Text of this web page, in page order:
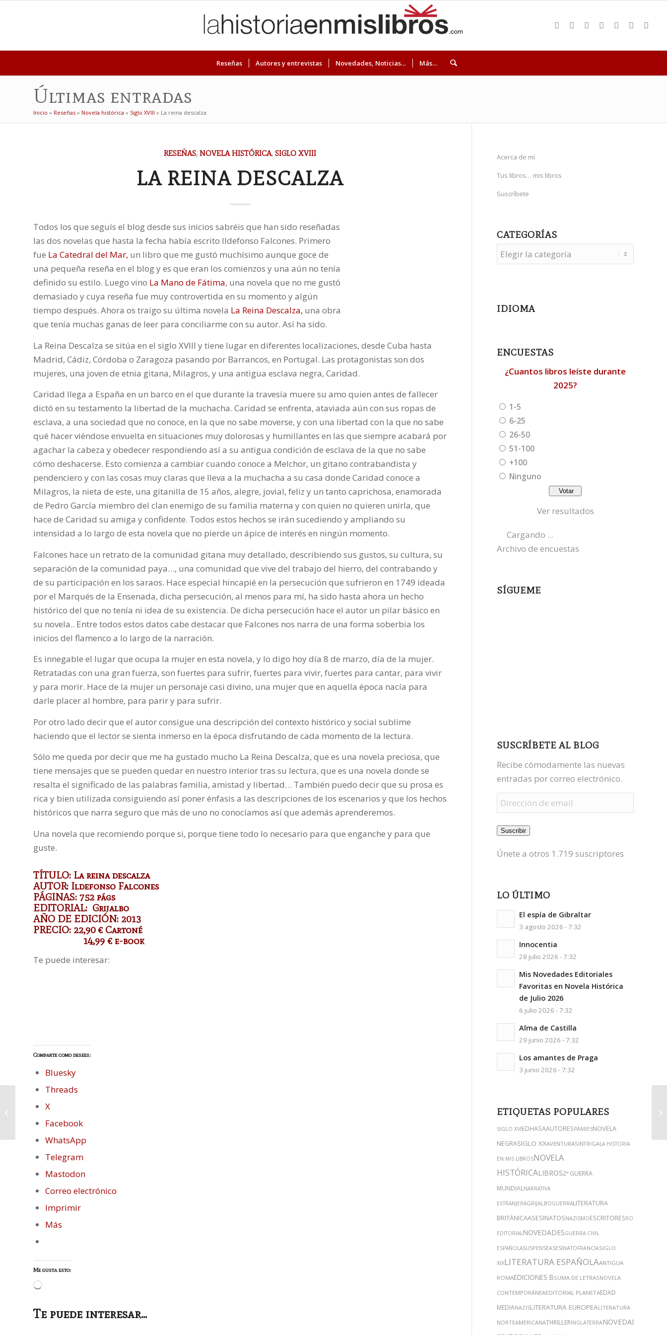
Reseñas Autores y entrevistas Novedades, Noticias… Más…
Últimas entradas
Inicio » Reseñas » Novela histórica » Siglo XVIII » La reina descalza
RESEÑAS,NOVELA HISTÓRICA,SIGLO XVIII
LA REINA DESCALZA
Todos los que seguís el blog desde sus inicios sabréis que han sido reseñadas
las dos novelas que hasta la fecha había escrito Ildefonso Falcones. Primero
fue La Catedral del Mar, un libro que me gustó muchísimo aunque goce de
una pequeña reseña en el blog y es que eran los comienzos y una aún no tenía
definido su estilo. Luego vino La Mano de Fátima, una novela que no me gustó
demasiado y cuya reseña fue muy controvertida en su momento y algún
tiempo después. Ahora os traigo su última novela La Reina Descalza, una obra
que tenía muchas ganas de leer para conciliarme con su autor. Así ha sido.
La Reina Descalza se sitúa en el siglo XVIII y tiene lugar en diferentes localizaciones, desde Cuba hasta
Madrid, Cádiz, Córdoba o Zaragoza pasando por Barrancos, en Portugal. Las protagonistas son dos
mujeres, una joven de etnia gitana, Milagros, y una antigua esclava negra, Caridad.
Caridad llega a España en un barco en el que durante la travesía muere su amo quien antes de fallecer
dictó en su testamento la libertad de la muchacha. Caridad se enfrenta, ataviada aún con sus ropas de
esclava, a una sociedad que no conoce, en la que no sabe moverse, y con una libertad con la que no sabe
qué hacer viéndose envuelta en situaciones muy dolorosas y humillantes en las que siempre acabará por
agachar la cabeza y obedecer respondiendo así a su antigua condición de esclava de la que no sabe
cómo deshacerse. Esto comienza a cambiar cuando conoce a Melchor, un gitano contrabandista y
pendenciero y con las cosas muy claras que lleva a la muchacha a su casa donde Caridad conoce a
Milagros, la nieta de este, una gitanilla de 15 años, alegre, jovial, feliz y un tanto caprichosa, enamorada
de Pedro García miembro del clan enemigo de su familia materna y con quien no quieren unirla, que
hace de Caridad su amiga y confidente. Todos estos hechos se irán sucediendo y ampliando su
intensidad a lo largo de esta novela que no pierde un ápice de interés en ningún momento.
Falcones hace un retrato de la comunidad gitana muy detallado, describiendo sus gustos, su cultura, su
separación de la comunidad paya…, una comunidad que vive del trabajo del hierro, del contrabando y
de su participación en los saraos. Hace especial hincapié en la persecución que sufrieron en 1749 ideada
por el Marqués de la Ensenada, dicha persecución, al menos para mí, ha sido hasta ahora un hecho
histórico del que no tenía ni idea de su existencia. De dicha persecución hace el autor un pilar básico en
su novela.. Entre todos estos datos cabe destacar que Falcones nos narra de una forma soberbia los
inicios del flamenco a lo largo de la narración.
Es innegable el lugar que ocupa la mujer en esta novela, y lo digo hoy día 8 de marzo, día de la mujer.
Retratadas con una gran fuerza, son fuertes para sufrir, fuertes para vivir, fuertes para cantar, para vivir
y para morir. Hace de la mujer un personaje casi divino, una mujer que en aquella época nacía para
darle placer al hombre, para parir y para sufrir.
Por otro lado decir que el autor consigue una descripción del contexto histórico y social sublime
haciendo que el lector se sienta inmerso en la época disfrutando de cada momento de la lectura.
Sólo me queda por decir que me ha gustado mucho La Reina Descalza, que es una novela preciosa, que
tiene mensajes que se pueden quedar en nuestro interior tras su lectura, que es una novela donde se
resalta el significado de las palabras familia, amistad y libertad… También puedo decir que su prosa es
rica y bien utilizada consiguiendo así poner énfasis a las descripciones de los escenarios y que los hechos
históricos que narra seguro que más de uno no conocíamos así que además aprenderemos.
Una novela que recomiendo porque si, porque tiene todo lo necesario para que enganche y para que
guste.
TÍTULO: La reina descalza
AUTOR: Ildefonso Falcones
PÁGINAS: 752 págs
EDITORIAL: Grijalbo
AÑO DE EDICIÓN: 2013
PRECIO: 22,90 € Cartoné
14,99 € e-book
Te puede interesar:
Comparte como desees:
Bluesky
Threads
X
Facebook
WhatsApp
Telegram
Mastodon
Correo electrónico
Imprimir
Más
Me gusta esto:
Cargando...
Te puede interesar...
Acerca de mí
Tus libros… mis libros
Suscríbete
CATEGORÍAS
Categorías
IDIOMA
ENCUESTAS
¿Cuantos libros leíste durante
2025?
1-5
6-25
26-50
51-100
+100
Ninguno
Ver resultados
Cargando ...
Archivo de encuestas
SÍGUEME
SUSCRÍBETE AL BLOG
Recibe cómodamente las nuevas
entradas por correo electrónico.
Dirección
de
email
Suscribir
Únete a otros 1.719 suscriptores
LO ÚLTIMO
El espía de Gibraltar
3 agosto 2026 - 7:32
Innocentia
28 julio 2026 - 7:32
Mis Novedades Editoriales
Favoritas en Novela Histórica
de Julio 2026
6 julio 2026 - 7:32
Alma de Castilla
29 junio 2026 - 7:32
Los amantes de Praga
3 junio 2026 - 7:32
ETIQUETAS POPULARES
SIGLO XVIEDHASAAUTORESPÀMIESNOVELA
NEGRASIGLO XXAVENTURASINTRIGALA HISTORIA
EN MIS LIBROSNOVELA
HISTÓRICALIBROS2ª GUERRA
MUNDIALNARRATIVA
EXTRANJERAGRIJALBOGUERRALITERATURA
BRITÁNICAASESINATOSNAZISMOESCRITORESROCA
EDITORIALNOVEDADESGUERRA CIVIL
ESPAÑOLASUSPENSEASESINATOFRANCIASIGLO
XIXLITERATURA ESPAÑOLAANTIGUA
ROMAEDICIONES BSUMA DE LETRASNOVELA
CONTEMPORÁNEAEDITORIAL PLANETAEDAD
MEDIANAZISLITERATURA EUROPEALITERATURA
NORTEAMERICANATHRILLERINGLATERRANOVEDADES
Paseo por el Madrid de La Reina